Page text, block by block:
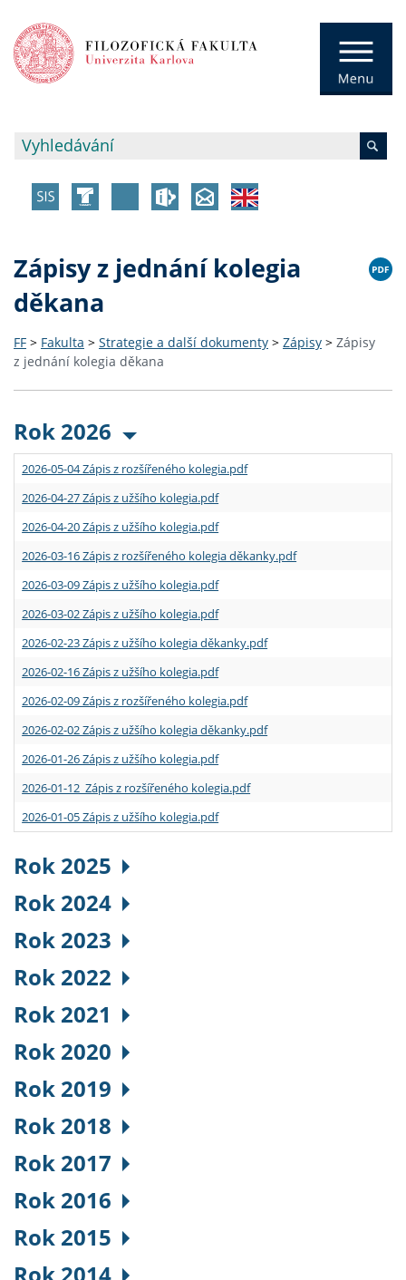
Zápisy z jednání kolegia
děkana
FF > Fakulta > Strategie a další dokumenty > Zápisy > Zápisy
z jednání kolegia děkana
Rok 2026
2026-05-04 Zápis z rozšířeného kolegia.pdf
2026-04-27 Zápis z užšího kolegia.pdf
2026-04-20 Zápis z užšího kolegia.pdf
2026-03-16 Zápis z rozšířeného kolegia děkanky.pdf
2026-03-09 Zápis z užšího kolegia.pdf
2026-03-02 Zápis z užšího kolegia.pdf
2026-02-23 Zápis z užšího kolegia děkanky.pdf
2026-02-16 Zápis z užšího kolegia.pdf
2026-02-09 Zápis z rozšířeného kolegia.pdf
2026-02-02 Zápis z užšího kolegia děkanky.pdf
2026-01-26 Zápis z užšího kolegia.pdf
2026-01-12 Zápis z rozšířeného kolegia.pdf
2026-01-05 Zápis z užšího kolegia.pdf
Rok 2025
Rok 2024
Rok 2023
Rok 2022
Rok 2021
Rok 2020
Rok 2019
Rok 2018
Rok 2017
Rok 2016
Rok 2015
Rok 2014